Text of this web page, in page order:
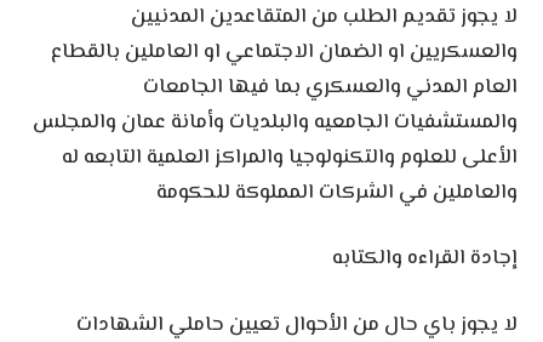
لا يجوز تقديم الطلب من المتقاعدين المدنيين
والعسكريين او الضمان الاجتماعي او العاملين بالقطاع
العام المدني والعسكري بما فيها الجامعات
والمستشفيات الجامعيه والبلديات وأمانة عمان والمجلس
الأعلى للعلوم والتكنولوجيا والمراكز العلمية التابعه له
والعاملين في الشركات المملوكة للحكومة
إجادة القراءه والكتابه
لا يجوز باي حال من الأحوال تعيين حاملي الشهادات